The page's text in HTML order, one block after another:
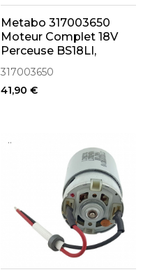
Metabo 317003650
Moteur Complet 18V
Perceuse BS18LI,
SB18LI
317003650
41,90 €
..